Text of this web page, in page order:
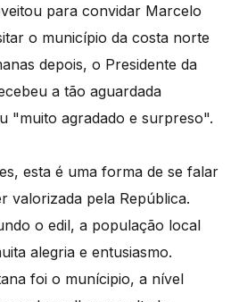
para convidar Marcelo
o município da costa norte
depois, o Presidente da
a tão aguardada
"muito agradado e surpreso".
esta é uma forma de se falar
valorizada pela República.
o edil, a população local
alegria e entusiasmo.
foi o munícipio, a nível